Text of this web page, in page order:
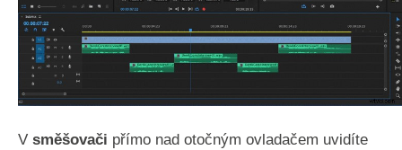
V směšovači přímo nad otočným ovladačem uvidíte